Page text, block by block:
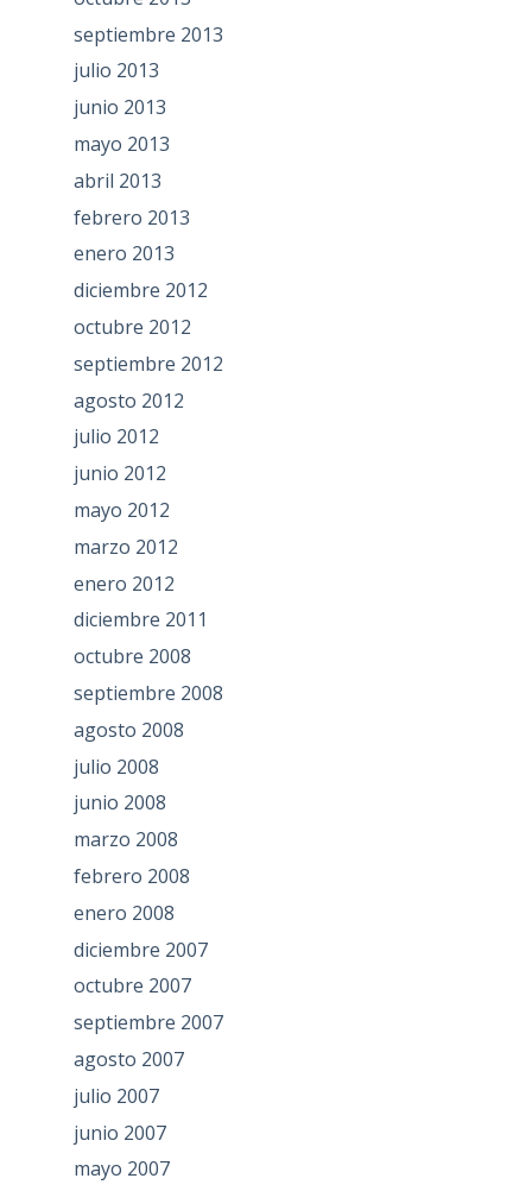
septiembre 2013
julio 2013
junio 2013
mayo 2013
abril 2013
febrero 2013
enero 2013
diciembre 2012
octubre 2012
septiembre 2012
agosto 2012
julio 2012
junio 2012
mayo 2012
marzo 2012
enero 2012
diciembre 2011
octubre 2008
septiembre 2008
agosto 2008
julio 2008
junio 2008
marzo 2008
febrero 2008
enero 2008
diciembre 2007
octubre 2007
septiembre 2007
agosto 2007
julio 2007
junio 2007
mayo 2007